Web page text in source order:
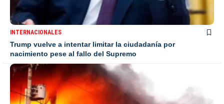
INTERNACIONALES
Trump vuelve a intentar limitar la ciudadanía por
nacimiento pese al fallo del Supremo